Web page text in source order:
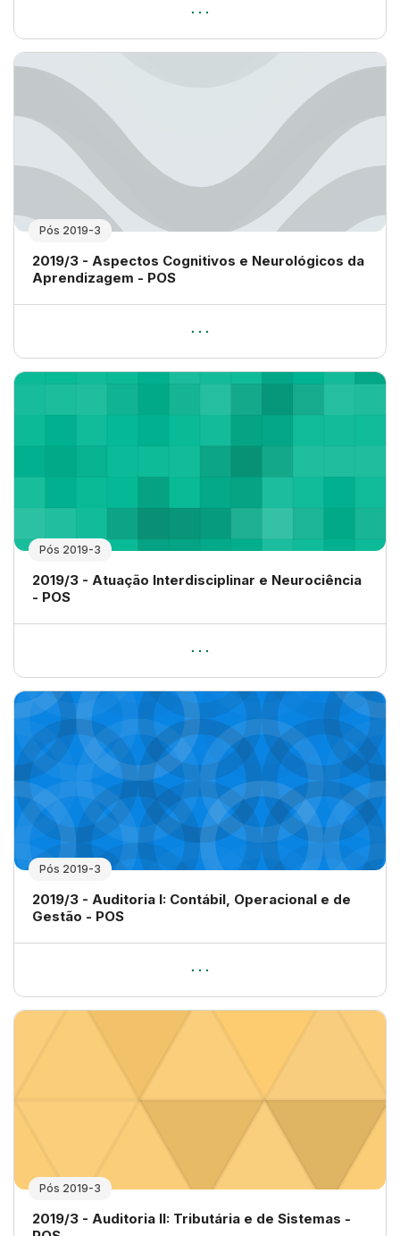
Pós 2019-3
Nome da disciplina
2019/3 - Aspectos Cognitivos e Neurológicos da
Aprendizagem - POS
Pós 2019-3
Nome da disciplina
2019/3 - Atuação Interdisciplinar e Neurociência
- POS
Pós 2019-3
Nome da disciplina
2019/3 - Auditoria I: Contábil, Operacional e de
Gestão - POS
Pós 2019-3
Nome da disciplina
2019/3 - Auditoria II: Tributária e de Sistemas -